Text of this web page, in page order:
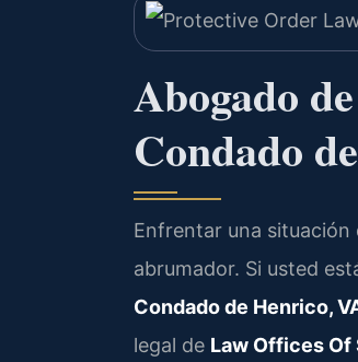
Abogado
Condado
Enfrentar una
abrumador. Si usted
Condado de Henrico,
legal de Law Offices Of